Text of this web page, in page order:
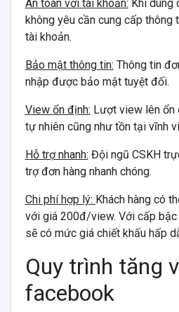
An toàn với tài khoản: Khi dùng
không yêu cần cung cấp thông
tài khoản.
Bảo mật thông tin: Thông tin
nhập được bảo mật tuyệt đối.
View ổn định: Lượt view lên
tự nhiên cũng như tồn tại vĩnh
Hỗ trợ nhanh: Đội ngũ CSKH
trợ đơn hàng nhanh chóng.
Chi phí hợp lý: Khách hàng có
với giá 200đ/view. Với cấp
sẽ có mức giá chiết khấu hấp
Quy trình tăng
facebook